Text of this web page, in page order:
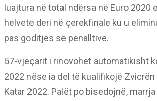
luajtura në total ndërsa në Euro 2020
helvete deri në çerekfinale ku u
pas goditjes së penalltive.
57-vjeçarit i rinovohet automatikisht
2022 nëse ia del të kualifikojë
Katar 2022. Palët po bisedojnë,